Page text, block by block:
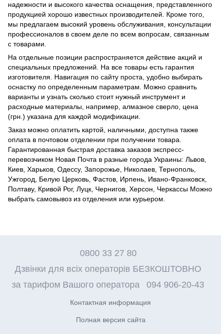
надежности и высокого качества оснащения, представленного
продукцией хорошо известных производителей. Кроме того,
мы предлагаем высокий уровень обслуживания, консультации
профессионалов в своем деле по всем вопросам, связанным
с товарами.
На отдельные позиции распространяется действие акций и
специальных предложений. На все товары есть гарантия
изготовителя. Навигация по сайту проста, удобно выбирать
оснастку по определенным параметрам. Можно сравнить
варианты и узнать сколько стоит нужный инструмент и
расходные материалы, например, алмазное сверло, цена
(грн.) указана для каждой модификации.
Заказ можно оплатить картой, наличными, доступна также
оплата в почтовом отделении при получении товара.
Гарантированная быстрая доставка заказов экспресс-
перевозчиком Новая Почта в разные города Украины: Львов,
Киев, Харьков, Одессу, Запорожье, Николаев, Тернополь,
Ужгород, Белую Церковь, Фастов, Ирпень, Ивано-Франковск,
Полтаву, Кривой Рог, Луцк, Чернигов, Херсон, Черкассы Можно
выбрать самовывоз из отделения или курьером.
0800 33 27 80
Дзвінки для всіх операторів БЕЗКОШТОВНО
за тарифом Вашого оператора
094 906-20-43
Контактная информация
Полная версия сайта